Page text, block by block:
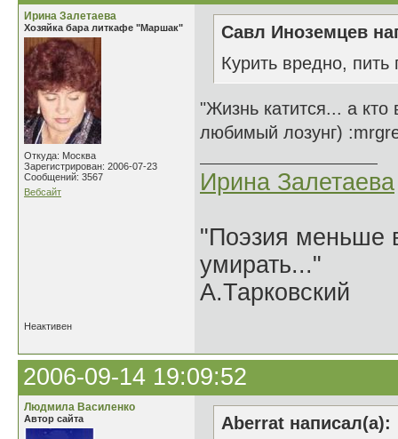
Ирина Залетаева
Хозяйка бара литкафе "Маршак"
Откуда: Москва
Зарегистрирован: 2006-07-23
Сообщений: 3567
Вебсайт
Савл Иноземцев
Курить вредно,
"Жизнь катится... а
любимый лозунг)
Ирина Залетаева
"Поэзия меньше
умирать..."
А.Тарковский
Неактивен
2006-09-14 19:09:52
Людмила Василенко
Автор сайта
Aberrat написал(а):